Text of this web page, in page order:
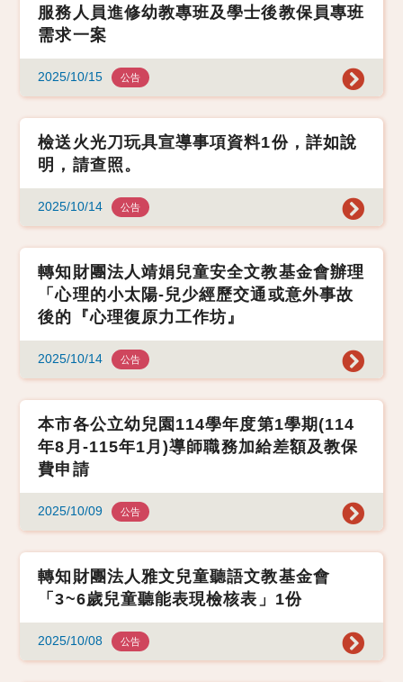
服務人員進修幼教專班及學士後教保員專班
需求一案
2025/10/15 公告
檢送火光刀玩具宣導事項資料1份，詳如說
明，請查照。
2025/10/14 公告
轉知財團法人靖娟兒童安全文教基金會辦理
「心理的小太陽-兒少經歷交通或意外事故
後的『心理復原力工作坊』
2025/10/14 公告
本市各公立幼兒園114學年度第1學期(114
年8月-115年1月)導師職務加給差額及教保
費申請
2025/10/09 公告
轉知財團法人雅文兒童聽語文教基金會
「3~6歲兒童聽能表現檢核表」1份
2025/10/08 公告